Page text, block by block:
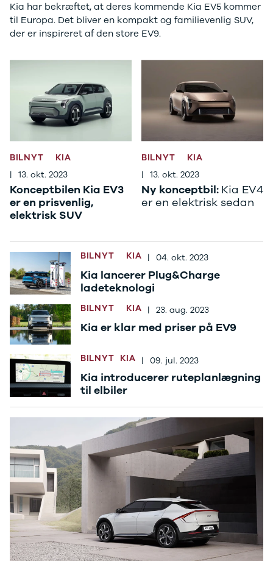
Se alle DS
3
3 Crossback
7 Crossback
Se alle Fiat
Elbil
500
500L
500L Wagon
500e
500X
Tipo
Ducato 35
Ford
Se alle Ford
Elbil
B-Max
Capri
Grand C-
Max
F-150
Fiesta
Focus
Galaxy
Kuga
Mondeo
Mustang
Mustang
Mach-E
Kia har bekræftet, at deres kommende Kia EV5 kommer
til Europa. Det bliver en kompakt og familievenlig SUV,
der er inspireret af den store EV9.
BILNYT
KIA
| 13. okt. 2023
Konceptbilen Kia EV3
er en prisvenlig,
elektrisk SUV
BILNYT
KIA
| 13. okt. 2023
Ny konceptbil: Kia EV4
er en elektrisk sedan
BILNYT KIA | 04. okt. 2023
Kia lancerer Plug&Charge
ladeteknologi
BILNYT KIA | 23. aug. 2023
Kia er klar med priser på EV9
BILNYT KIA | 09. jul. 2023
Kia introducerer ruteplanlægning
til elbiler